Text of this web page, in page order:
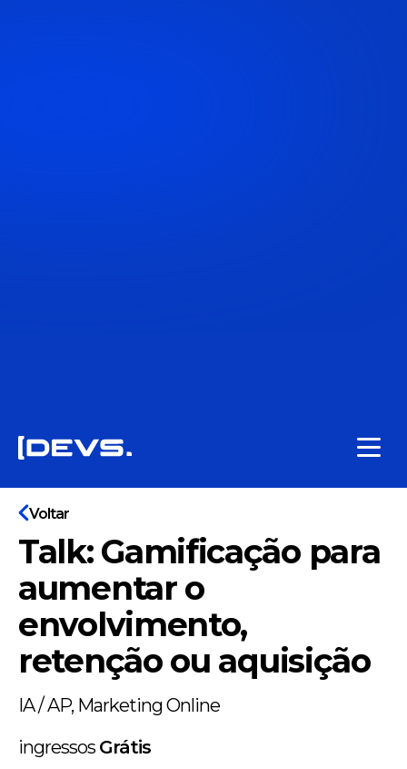
Voltar
Talk: Gamificação para
aumentar o
envolvimento,
retenção ou aquisição
IA / AP, Marketing Online
ingressos Grátis